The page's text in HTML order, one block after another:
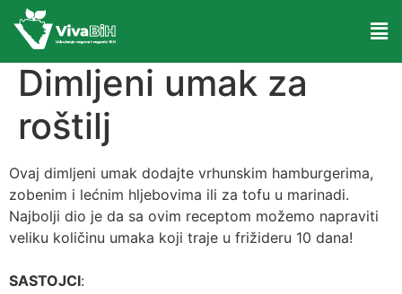
Dimljeni umak za
roštilj
Ovaj dimljeni umak dodajte vrhunskim hamburgerima,
zobenim i lećnim hljebovima ili za tofu u marinadi.
Najbolji dio je da sa ovim receptom možemo napraviti
veliku količinu umaka koji traje u frižideru 10 dana!
SASTOJCI: